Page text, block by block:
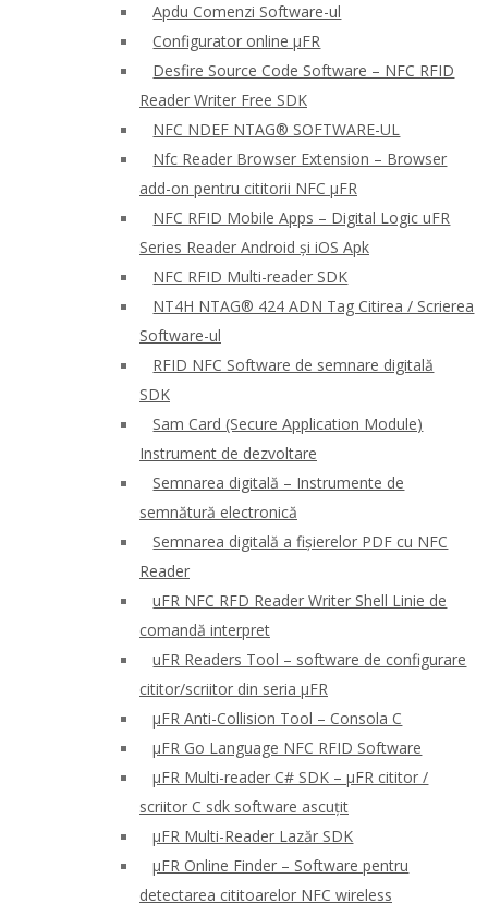
Apdu Comenzi Software-ul
Configurator online μFR
Desfire Source Code Software – NFC RFID
Reader Writer Free SDK
NFC NDEF NTAG® SOFTWARE-UL
Nfc Reader Browser Extension – Browser
add-on pentru cititorii NFC μFR
NFC RFID Mobile Apps – Digital Logic uFR
Series Reader Android și iOS Apk
NFC RFID Multi-reader SDK
NT4H NTAG® 424 ADN Tag Citirea / Scrierea
Software-ul
RFID NFC Software de semnare digitală
SDK
Sam Card (Secure Application Module)
Instrument de dezvoltare
Semnarea digitală – Instrumente de
semnătură electronică
Semnarea digitală a fișierelor PDF cu NFC
Reader
uFR NFC RFD Reader Writer Shell Linie de
comandă interpret
uFR Readers Tool – software de configurare
cititor/scriitor din seria μFR
μFR Anti-Collision Tool – Consola C
μFR Go Language NFC RFID Software
μFR Multi-reader C# SDK – μFR cititor /
scriitor C sdk software ascuțit
μFR Multi-Reader Lazăr SDK
μFR Online Finder – Software pentru
detectarea cititoarelor NFC wireless